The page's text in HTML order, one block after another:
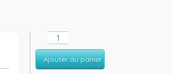
Ajouter au panier